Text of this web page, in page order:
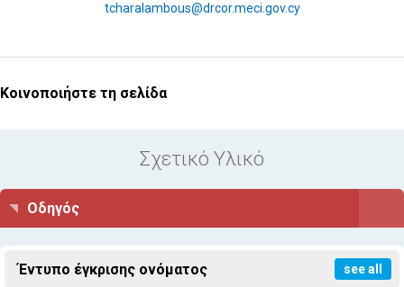
tcharalambous@drcor.meci.gov.cy
Κοινοποιήστε τη σελίδα
Σχετικό Υλικό
Οδηγός
Έντυπο έγκρισης ονόματος see all